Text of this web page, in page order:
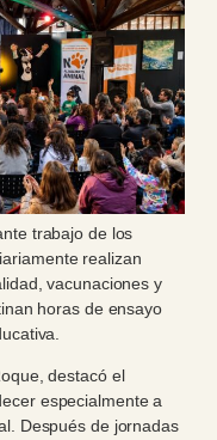
trabajo de los
realizan
vacunaciones y
horas de ensayo
destacó el
especialmente a
Después de jornadas